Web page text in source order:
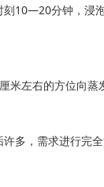
10—20分钟，浸
米左右的方位向蒸
多，需求进行完全